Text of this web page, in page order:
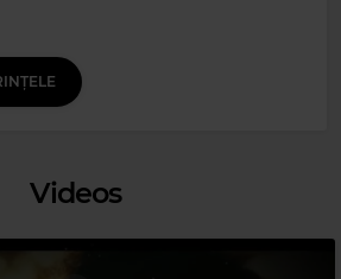
EMY SMITH, MATHEUS ZERBINI MASSA,
ZERBINI MASSA, SOFIYA WANJIKU
MWAKI
Videos